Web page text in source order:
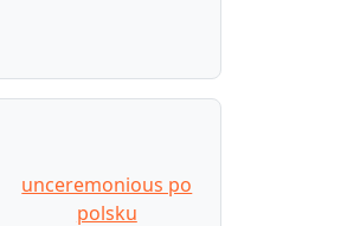
unceremonious po
polsku